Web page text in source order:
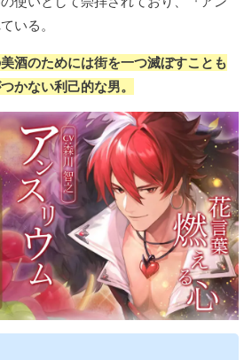
いる。
酒のためには街を一つ滅ぼすことも
かない利己的な男。